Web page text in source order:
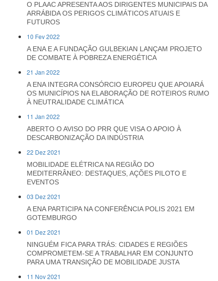
O PLAAC APRESENTA AOS DIRIGENTES MUNICIPAIS DA
ARRÁBIDA OS PERIGOS CLIMÁTICOS ATUAIS E
FUTUROS
10 Fev 2022
A ENA E A FUNDAÇÃO GULBEKIAN LANÇAM PROJETO
DE COMBATE À POBREZA ENERGÉTICA
21 Jan 2022
A ENA INTEGRA CONSÓRCIO EUROPEU QUE APOIARÁ
OS MUNICÍPIOS NA ELABORAÇÃO DE ROTEIROS RUMO
À NEUTRALIDADE CLIMÁTICA
11 Jan 2022
ABERTO O AVISO DO PRR QUE VISA O APOIO À
DESCARBONIZAÇÃO DA INDÚSTRIA
22 Dez 2021
MOBILIDADE ELÉTRICA NA REGIÃO DO
MEDITERRÂNEO: DESTAQUES, AÇÕES PILOTO E
EVENTOS
03 Dez 2021
A ENA PARTICIPA NA CONFERÊNCIA POLIS 2021 EM
GOTEMBURGO
01 Dez 2021
NINGUÉM FICA PARA TRÁS: CIDADES E REGIÕES
COMPROMETEM-SE A TRABALHAR EM CONJUNTO
PARA UMA TRANSIÇÃO DE MOBILIDADE JUSTA
11 Nov 2021